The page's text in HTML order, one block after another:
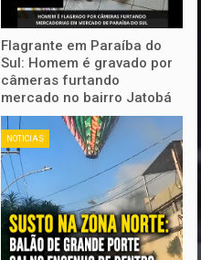
Flagrante em Paraíba do
Sul: Homem é gravado por
câmeras furtando
mercado no bairro Jatobá
NOTICIAS